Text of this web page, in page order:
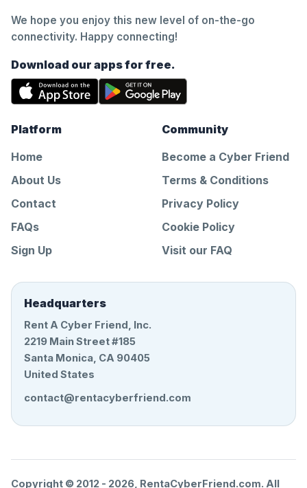
We hope you enjoy this new level of on-the-go
connectivity. Happy connecting!
Download our apps for free.
Platform
Home
About Us
Contact
FAQs
Sign Up
Community
Become a Cyber Friend
Terms & Conditions
Privacy Policy
Cookie Policy
Visit our FAQ
Headquarters
Rent A Cyber Friend, Inc.
2219 Main Street #185
Santa Monica, CA 90405
United States
contact@rentacyberfriend.com
Copyright © 2012 - 2026, RentaCyberFriend.com. All